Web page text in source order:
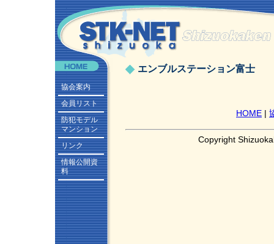
協会案内
会員リスト
防犯モデル
マンション
リンク
情報公開資
料
エンブルステーション富士
HOME |
Copyright